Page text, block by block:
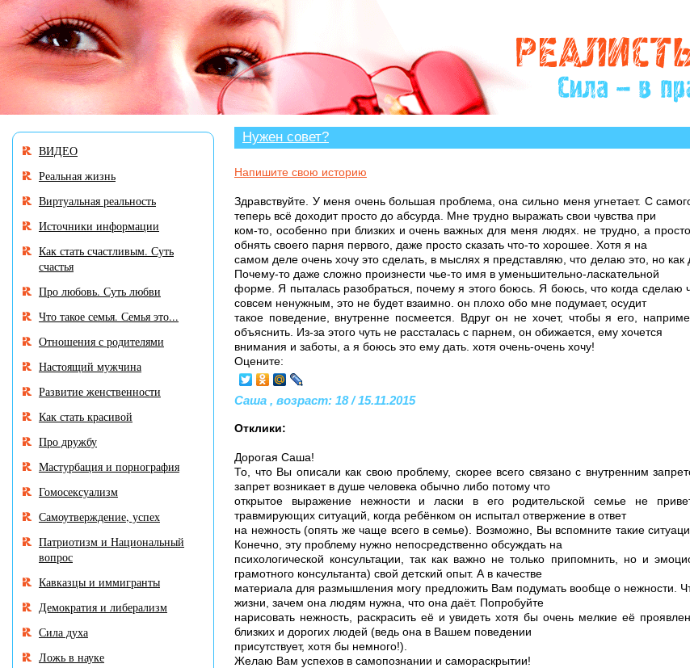
В разделе «Нужен совет?» много историй, авторы которых остро нуждаются в Вашем
Нужен совет?
Напишите свою историю
Здравствуйте. У меня очень большая проблема, она сильно меня угнетает. С
теперь всё доходит просто до абсурда. Мне трудно выражать свои чувства при
ком-то, особенно при близких и очень важных для меня людях. не трудно, а
обнять своего парня первого, даже просто сказать что-то хорошее. Хотя я на
самом деле очень хочу это сделать, в мыслях я представляю, что делаю это, но как
Почему-то даже сложно произнести чье-то имя в уменьшительно-ласкательной
форме. Я пыталась разобраться, почему я этого боюсь. Я боюсь, что когда сделаю
совсем ненужным, это не будет взаимно. он плохо обо мне подумает, осудит
такое поведение, внутренне посмеется. Вдруг он не хочет, чтобы я его,
объяснить. Из-за этого чуть не рассталась с парнем, он обижается, ему хочется
внимания и заботы, а я боюсь это ему дать. хотя очень-очень хочу!
Оцените:
Саша , возраст: 18 / 15.11.2015
Отклики:
Дорогая Саша!
То, что Вы описали как свою проблему, скорее всего связано с внутренним
запрет возникает в душе человека обычно либо потому что
открытое выражение нежности и ласки в его родительской семье не
травмирующих ситуаций, когда ребёнком он испытал отвержение в ответ
на нежность (опять же чаще всего в семье). Возможно, Вы вспомните такие
Конечно, эту проблему нужно непосредственно обсуждать на
психологической консультации, так как важно не только припомнить, но и
грамотного консультанта) свой детский опыт. А в качестве
материала для размышления могу предложить Вам подумать вообще о нежности.
жизни, зачем она людям нужна, что она даёт. Попробуйте
нарисовать нежность, раскрасить её и увидеть хотя бы очень мелкие её
близких и дорогих людей (ведь она в Вашем поведении
присутствует, хотя бы немного!).
Желаю Вам успехов в самопознании и самораскрытии!
ВИДЕО
Реальная жизнь
Виртуальная реальность
Источники информации
Как стать счастливым. Суть
счастья
Про любовь. Суть любви
Что такое семья. Семья это...
Отношения с родителями
Настоящий мужчина
Развитие женственности
Как стать красивой
Про дружбу
Мастурбация и порнография
Гомосексуализм
Самоутверждение, успех
Патриотизм и Национальный
вопрос
Кавказцы и иммигранты
Демократия и либерализм
Сила духа
Ложь в науке